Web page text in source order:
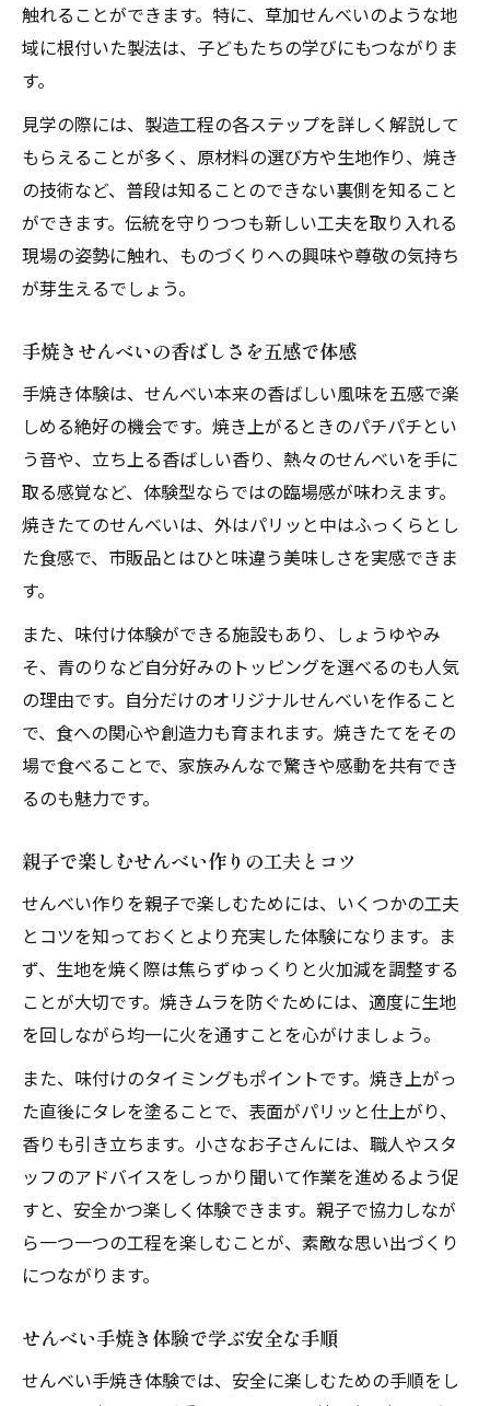
親子で共有できるせんべい工場の魅力
せんべい作り体験が家族旅行を特別にする
家族で学ぶせんべい工場の豆知識と裏話
せんべい作り体験が子どもの学びに最適な理由
せんべい作り体験は子どもの学びを深める
工場見学で主体的なせんべい体験を実現
せんべい製造工程から学ぶ食育の大切さ
せんべい工場体験が親子の成長を応援
触れることができます。特に、草加せんべいのような地
域に根付いた製法は、子どもたちの学びにもつながりま
す。
見学の際には、製造工程の各ステップを詳しく解説して
もらえることが多く、原材料の選び方や生地作り、焼き
の技術など、普段は知ることのできない裏側を知ること
ができます。伝統を守りつつも新しい工夫を取り入れる
現場の姿勢に触れ、ものづくりへの興味や尊敬の気持ち
が芽生えるでしょう。
手焼きせんべいの香ばしさを五感で体感
手焼き体験は、せんべい本来の香ばしい風味を五感で楽
しめる絶好の機会です。焼き上がるときのパチパチとい
う音や、立ち上る香ばしい香り、熱々のせんべいを手に
取る感覚など、体験型ならではの臨場感が味わえます。
焼きたてのせんべいは、外はパリッと中はふっくらとし
た食感で、市販品とはひと味違う美味しさを実感できま
す。
また、味付け体験ができる施設もあり、しょうゆやみ
そ、青のりなど自分好みのトッピングを選べるのも人気
の理由です。自分だけのオリジナルせんべいを作ること
で、食への関心や創造力も育まれます。焼きたてをその
場で食べることで、家族みんなで驚きや感動を共有でき
るのも魅力です。
親子で楽しむせんべい作りの工夫とコツ
せんべい作りを親子で楽しむためには、いくつかの工夫
とコツを知っておくとより充実した体験になります。ま
ず、生地を焼く際は焦らずゆっくりと火加減を調整する
ことが大切です。焼きムラを防ぐためには、適度に生地
を回しながら均一に火を通すことを心がけましょう。
また、味付けのタイミングもポイントです。焼き上がっ
た直後にタレを塗ることで、表面がパリッと仕上がり、
香りも引き立ちます。小さなお子さんには、職人やスタ
ッフのアドバイスをしっかり聞いて作業を進めるよう促
すと、安全かつ楽しく体験できます。親子で協力しなが
ら一つ一つの工程を楽しむことが、素敵な思い出づくり
につながります。
せんべい手焼き体験で学ぶ安全な手順
せんべい手焼き体験では、安全に楽しむための手順をし